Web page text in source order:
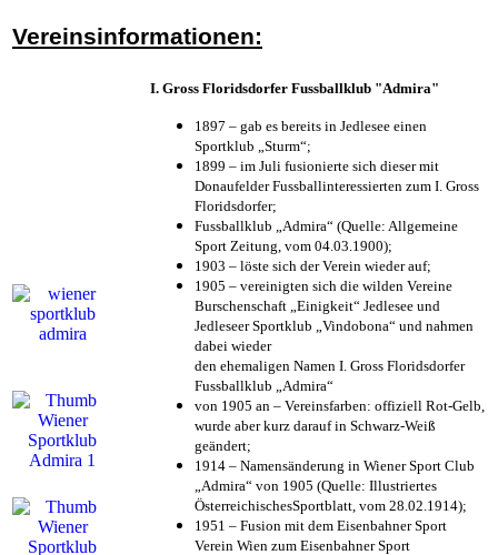
Vereinsinformationen:
I. Gross Floridsdorfer Fussballklub "Admira"
1897 – gab es bereits in Jedlesee einen
Sportklub „Sturm“;
1899 – im Juli fusionierte sich dieser mit
Donaufelder Fussballinteressierten zum I. Gross
Floridsdorfer;
Fussballklub „Admira“ (Quelle: Allgemeine
Sport Zeitung, vom 04.03.1900);
1903 – löste sich der Verein wieder auf;
1905 – vereinigten sich die wilden Vereine
Burschenschaft „Einigkeit“ Jedlesee und
Jedleseer Sportklub „Vindobona“ und nahmen
dabei wieder
den ehemaligen Namen I. Gross Floridsdorfer
Fussballklub „Admira“
von 1905 an – Vereinsfarben: offiziell Rot-Gelb,
wurde aber kurz darauf in Schwarz-Weiß
geändert;
1914 – Namensänderung in Wiener Sport Club
„Admira“ von 1905 (Quelle: Illustriertes
ÖsterreichischesSportblatt, vom 28.02.1914);
1951 – Fusion mit dem Eisenbahner Sport
Verein Wien zum Eisenbahner Sport